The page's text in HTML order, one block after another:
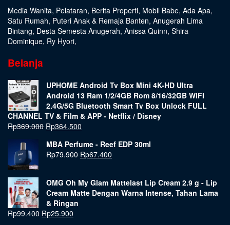
Media Wanita, Pelataran, Berita Properti, Mobil Babe, Ada Apa,
Satu Rumah, Puteri Anak & Remaja Banten, Anugerah Lima
Bintang, Desta Semesta Anugerah, Anissa Quinn, Shira
Dominique, Ry Hyori,
Belanja
UPHOME Android Tv Box Mini 4K-HD Ultra
Android 13 Ram 1/2/4GB Rom 8/16/32GB WIFI
2.4G/5G Bluetooth Smart Tv Box Unlock FULL
CHANNEL TV & Film & APP - Netflix / Disney
Rp369.000 Rp364.500
MBA Perfume - Reef EDP 30ml
Rp79.900 Rp67.400
OMG Oh My Glam Mattelast Lip Cream 2.9 g - Lip
Cream Matte Dengan Warna Intense, Tahan Lama
& Ringan
Rp99.400 Rp25.900